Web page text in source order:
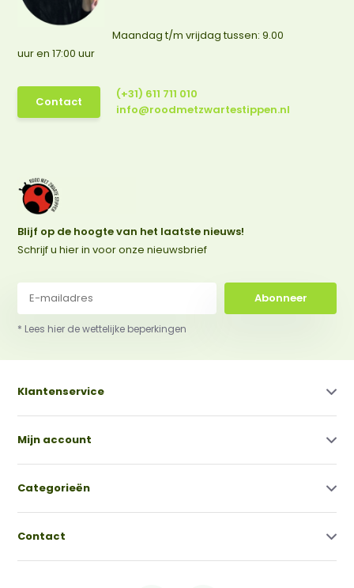
Maandag t/m vrijdag tussen: 9.00
uur en 17:00 uur
Contact
(+31) 611 711 010
info@roodmetzwartestippen.nl
Blijf op de hoogte van het laatste nieuws!
Schrijf u hier in voor onze nieuwsbrief
Abonneer
* Lees hier de wettelijke beperkingen
Klantenservice
Mijn account
Categorieën
Contact